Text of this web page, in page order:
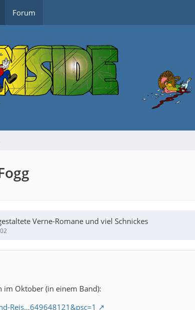
Forum
Verne-Romane und viel Schnickes
Oktober (in einem Band):
Reis…649648121&psc=1